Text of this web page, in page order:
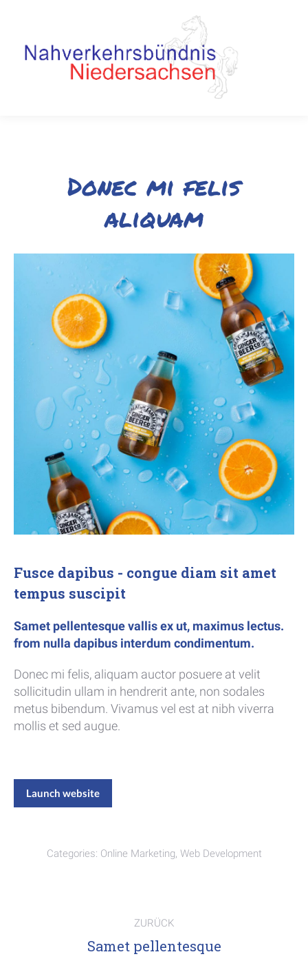
Donec mi felis
aliquam
Fusce dapibus - congue diam sit amet
tempus suscipit
Samet pellentesque vallis ex ut, maximus lectus.
from nulla dapibus interdum condimentum.
Donec mi felis, aliquam auctor posuere at velit
sollicitudin ullam in hendrerit ante, non sodales
metus bibendum. Vivamus vel est at nibh viverra
mollis et sed augue.
Launch website
Categories: Online Marketing, Web Development
ZURÜCK
Previous
Samet pellentesque